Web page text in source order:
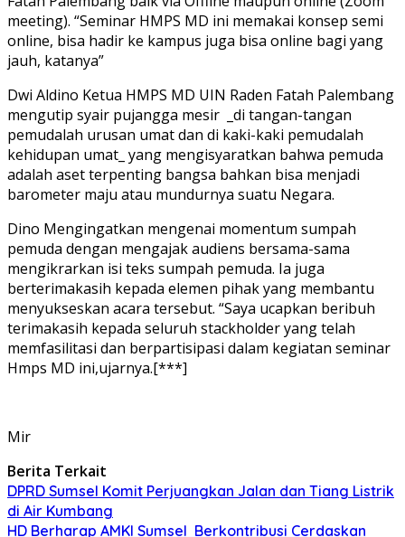
meeting). “Seminar HMPS MD ini memakai konsep semi
online, bisa hadir ke kampus juga bisa online bagi yang
jauh, katanya”
Dwi Aldino Ketua HMPS MD UIN Raden Fatah Palembang
mengutip syair pujangga mesir _di tangan-tangan
pemudalah urusan umat dan di kaki-kaki pemudalah
kehidupan umat_ yang mengisyaratkan bahwa pemuda
adalah aset terpenting bangsa bahkan bisa menjadi
barometer maju atau mundurnya suatu Negara.
Dino Mengingatkan mengenai momentum sumpah
pemuda dengan mengajak audiens bersama-sama
mengikrarkan isi teks sumpah pemuda. Ia juga
berterimakasih kepada elemen pihak yang membantu
menyukseskan acara tersebut. “Saya ucapkan beribuh
terimakasih kepada seluruh stackholder yang telah
memfasilitasi dan berpartisipasi dalam kegiatan seminar
Hmps MD ini,ujarnya.[***]
Mir
Berita Terkait
DPRD Sumsel Komit Perjuangkan Jalan dan Tiang Listrik
di Air Kumbang
HD Berharap AMKI Sumsel Berkontribusi Cerdaskan